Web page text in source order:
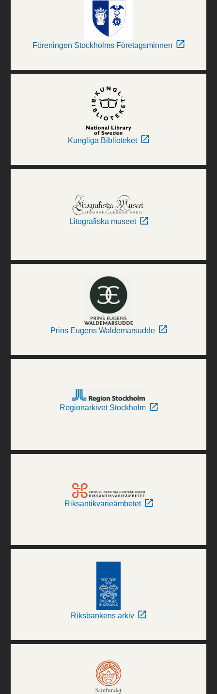
Föreningen Stockholms Företagsminnen
Kungliga Biblioteket
Litografiska museet
Prins Eugens Waldemarsudde
Regionarkivet Stockholm
Riksantikvarieämbetet
Riksbankens arkiv